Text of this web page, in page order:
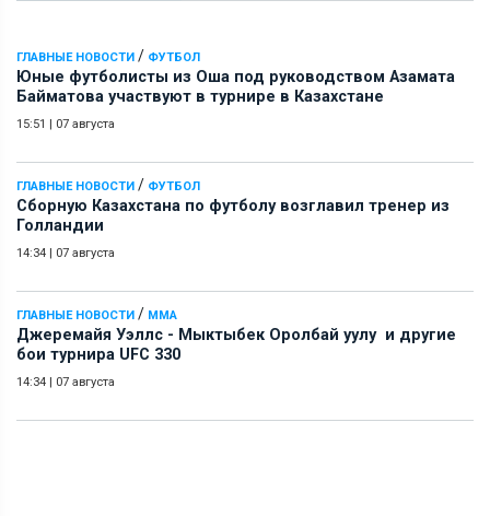
ГЛАВНЫЕ НОВОСТИ / ФУТБОЛ
Юные футболисты из Оша под руководством Азамата
Байматова участвуют в турнире в Казахстане
15:51 | 07 августа
ГЛАВНЫЕ НОВОСТИ / ФУТБОЛ
Сборную Казахстана по футболу возглавил тренер из
Голландии
14:34 | 07 августа
ГЛАВНЫЕ НОВОСТИ / ММА
Джеремайя Уэллс - Мыктыбек Оролбай уулу и другие
бои турнира UFC 330
14:34 | 07 августа